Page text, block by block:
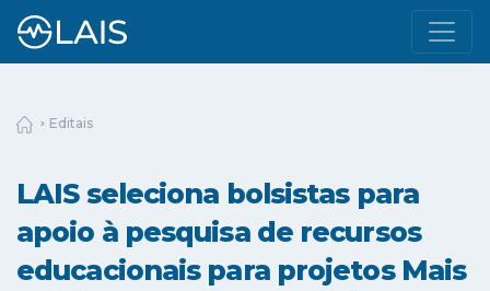
Editais
LAIS seleciona bolsistas para
apoio à pesquisa de recursos
educacionais para projetos Mais